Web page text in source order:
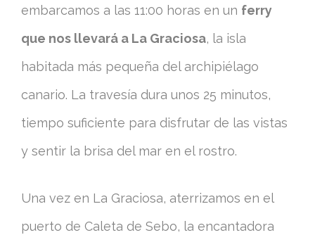
embarcamos a las 11:00 horas en un ferry
que nos llevará a La Graciosa, la isla
habitada más pequeña del archipiélago
canario. La travesía dura unos 25 minutos,
tiempo suficiente para disfrutar de las vistas
y sentir la brisa del mar en el rostro.
Una vez en La Graciosa, aterrizamos en el
puerto de Caleta de Sebo, la encantadora